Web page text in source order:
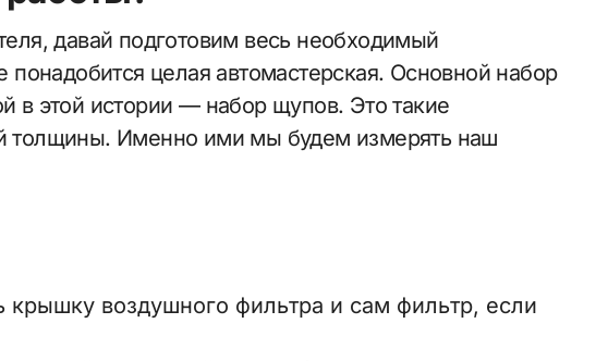
давай подготовим весь необходимый
понадобится целая автомастерская. Основной набор
в этой истории — набор щупов. Это такие
толщины. Именно ими мы будем измерять наш
крышку воздушного фильтра и сам фильтр, если